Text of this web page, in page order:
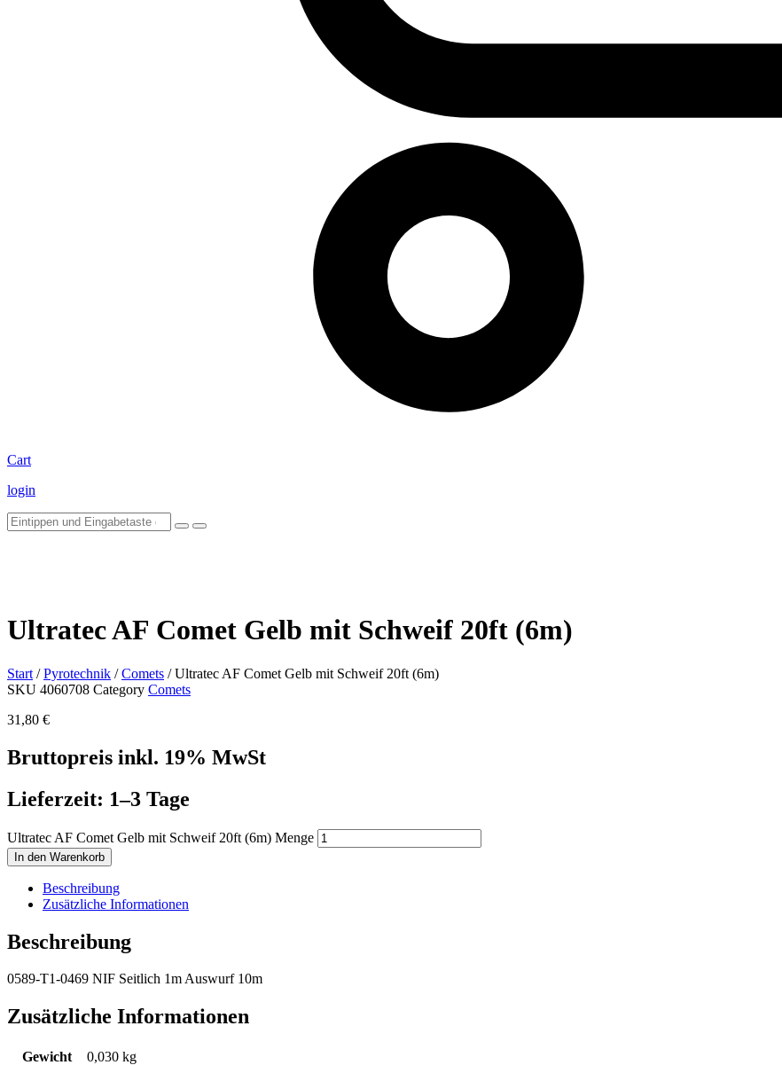
Cart
login
Ultratec AF Comet Gelb mit Schweif 20ft (6m)
Start /Pyrotechnik /Comets / Ultratec AF Comet Gelb mit Schweif 20ft (6m)
SKU 4060708 Category Comets
31,80 €
Bruttopreis inkl. 19% MwSt
Lieferzeit: 1–3 Tage
Ultratec AF Comet Gelb mit Schweif 20ft (6m) Menge
In den Warenkorb
Beschreibung
Zusätzliche Informationen
Beschreibung
0589-T1-0469 NIF Seitlich 1m Auswurf 10m
Zusätzliche Informationen
Gewicht 0,030 kg